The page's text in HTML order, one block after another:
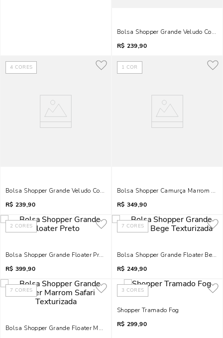
Bolsa Shopper Grande Veludo
R$ 239,90
4 CORES
Bolsa Shopper Grande Veludo Cotelê Cinza Steel
R$ 239,90
1 COR
Bolsa Shopper Camurça Marrom
R$ 349,90
2 CORES
Bolsa Shopper Grande Floater Preto
R$ 399,90
7 CORES
Bolsa Shopper Grande Floater Bege
R$ 249,90
7 CORES
Bolsa Shopper Grande Floater Marrom Safari Texturizada
3 CORES
Shopper Tramado Fog
R$ 299,90